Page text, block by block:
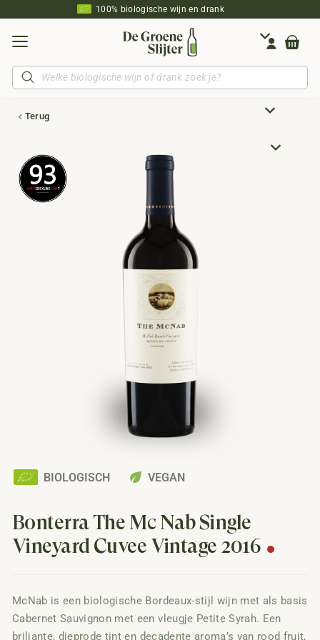
100% biologische wijn en drank
Producten
zoeken
Terug
BIOLOGISCH eco VEGAN
Bonterra The Mc Nab Single
Vineyard Cuvée Vintage 2016
McNab is een biologische Bordeaux-stijl wijn met als basis
Cabernet Sauvignon met een vleugje Petite Syrah. Een
briljante, dieprode tint en decadente aroma’s van rood fruit,